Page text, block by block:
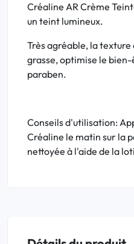
Créaline AR Crème
un teint lumineux.
Très agréable, la
grasse, optimise le
paraben.
Conseils d'utilisation:
Créaline le matin sur la
nettoyée à l'aide de la